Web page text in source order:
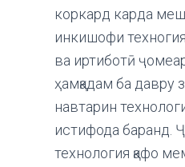
коркард карда
инкишофи
ва иртиботӣ
ҳамқадам ба давру
навтарин
истифода баранд.
технология қафо